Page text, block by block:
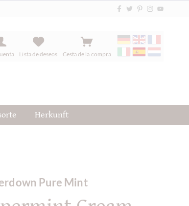
Lista de deseos Cesta de la compra
Herkunft
Pure Mint